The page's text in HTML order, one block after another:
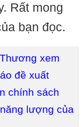
Rất mong
bạn đọc.
xem
đề xuất
chính sách
lượng của